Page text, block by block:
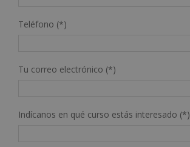
Teléfono (*)
Tu correo electrónico (*)
Indícanos en qué curso estás interesado (*)